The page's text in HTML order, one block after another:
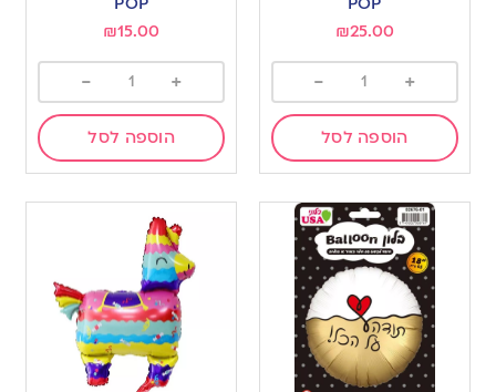
₪25.00
+
-
הוספה לסל
₪15.00
+
-
הוספה לסל